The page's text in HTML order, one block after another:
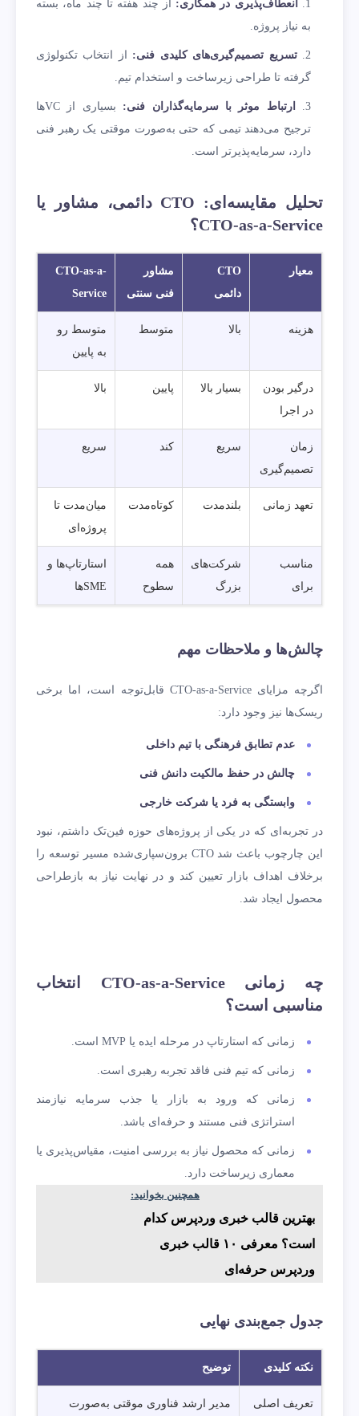
انعطاف‌پذیری در همکاری: از چند هفته تا چند ماه، بسته
به نیاز پروژه.
تسریع تصمیم‌گیری‌های کلیدی فنی: از انتخاب تکنولوژی
گرفته تا طراحی زیرساخت و استخدام تیم.
ارتباط موثر با سرمایه‌گذاران فنی:
بسیاری از VCها
ترجیح می‌دهند تیمی که حتی به‌صورت موقتی یک رهبر فنی
دارد، سرمایه‌پذیرتر است.
تحلیل مقایسه‌ای: CTO دائمی، مشاور یا
CTO-as-a-Service؟
معیار
CTO
دائمی
مشاور
فنی سنتی
CTO-as-a-
Service
هزینه بالا متوسط
متوسط رو
به پایین
درگیر بودن
در اجرا
بسیار بالا پایین بالا
زمان
تصمیم‌گیری
سریع کند سریع
تعهد زمانی بلندمدت کوتاه‌مدت
میان‌مدت تا
پروژه‌ای
مناسب
برای
شرکت‌های
بزرگ
همه
سطوح
استارتاپ‌ها و
SME‌ها
چالش‌ها و ملاحظات مهم
اگرچه مزایای CTO-as-a-Service قابل‌توجه است، اما برخی
ریسک‌ها نیز وجود دارد:
عدم تطابق فرهنگی با تیم داخلی
چالش در حفظ مالکیت دانش فنی
وابستگی به فرد یا شرکت خارجی
در تجربه‌ای که در یکی از پروژه‌های حوزه فین‌تک داشتم، نبود
این چارچوب باعث شد CTO برون‌سپاری‌شده مسیر توسعه را
برخلاف اهداف بازار تعیین کند و در نهایت نیاز به بازطراحی
محصول ایجاد شد.
چه زمانی CTO-as-a-Service انتخاب
مناسبی است؟
زمانی که استارتاپ در مرحله ایده یا MVP است.
زمانی که تیم فنی فاقد تجربه رهبری است.
زمانی که ورود به بازار یا جذب سرمایه نیازمند
استراتژی فنی مستند و حرفه‌ای باشد.
زمانی که محصول نیاز به بررسی امنیت، مقیاس‌پذیری یا
معماری زیرساخت دارد.
همچنین بخوانید:
بهترین قالب خبری وردپرس کدام
است؟ معرفی ۱۰ قالب خبری
وردپرس حرفه‌ای
جدول جمع‌بندی نهایی
نکته کلیدی توضیح
تعریف اصلی
مدیر ارشد فناوری موقتی به‌صورت